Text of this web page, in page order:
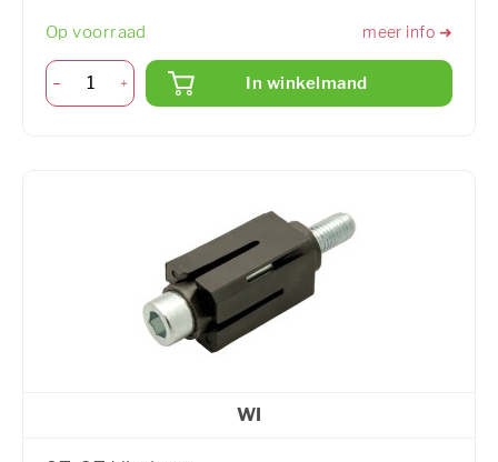
Op voorraad meer info ➜
In winkelmand
WI